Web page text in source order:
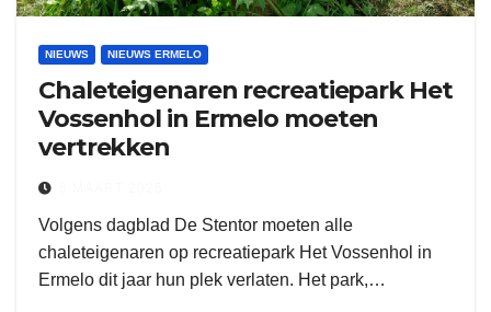
NIEUWS NIEUWS ERMELO
Chaleteigenaren recreatiepark Het
Vossenhol in Ermelo moeten
vertrekken
Volgens dagblad De Stentor moeten alle
chaleteigenaren op recreatiepark Het Vossenhol in
Ermelo dit jaar hun plek verlaten. Het park,…